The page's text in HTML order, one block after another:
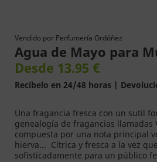
Vendido por Perfumería Ordóñez
Agua de Mayo para
Desde 13.95 €
Recíbelo en 24/48 horas |
Una fragancia fresca con un sutil
genealogía de fragancias llamadas
compuesta por una nota principal
hierva... Cítrica y fresca a la vez
sofisticadamente para un público